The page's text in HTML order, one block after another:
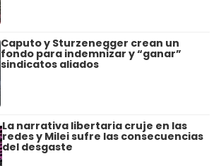
Caputo y Sturzenegger crean un
fondo para indemnizar y “ganar”
sindicatos aliados
La narrativa libertaria cruje en las
redes y Milei sufre las consecuencias
del desgaste